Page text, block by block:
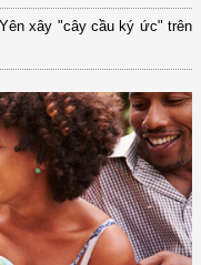
xây "cây cầu ký ức" trên